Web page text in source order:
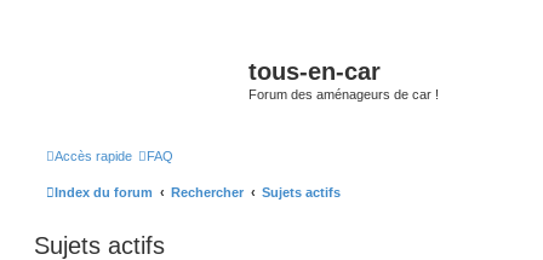
tous-en-car
Forum des aménageurs de car !
Accès rapide FAQ
Index du forum Rechercher Sujets actifs
Sujets actifs